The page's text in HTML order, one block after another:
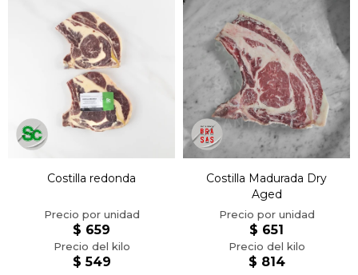
Costilla redonda
$ 549
$ 659
Costilla Madurada Dry
Aged
$ 814
$ 651